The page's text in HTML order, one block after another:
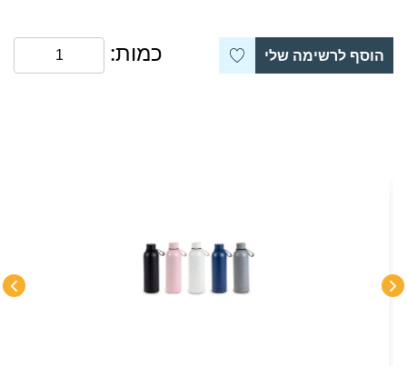
הוסף לרשימה שלי כמות: